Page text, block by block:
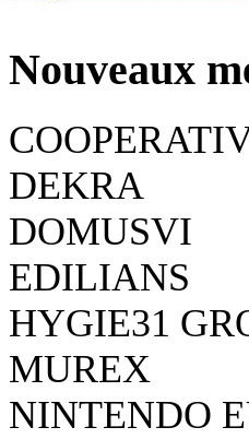
Nouveaux
DEKRA
DOMUSVI
EDILIANS
HYGIE31
MUREX
NINTENDO